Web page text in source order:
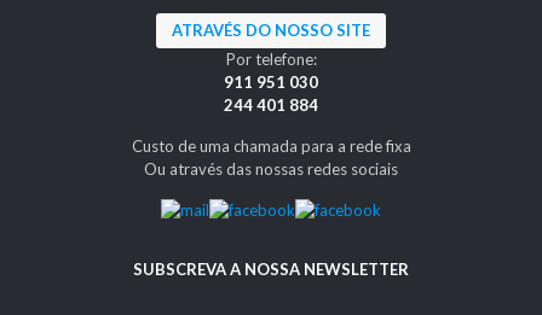
ATRAVÉS DO NOSSO SITE
Por telefone:
911 951 030
244 401 884
Custo de uma chamada para a rede fixa
Ou através das nossas redes sociais
SUBSCREVA A NOSSA NEWSLETTER